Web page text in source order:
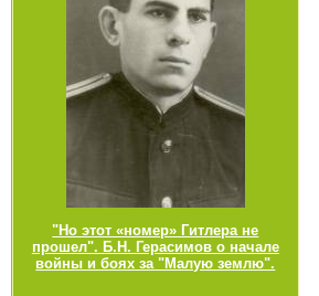
"Но этот «номер» Гитлера не
прошел". Б.Н. Герасимов о начале
войны и боях за "Малую землю".